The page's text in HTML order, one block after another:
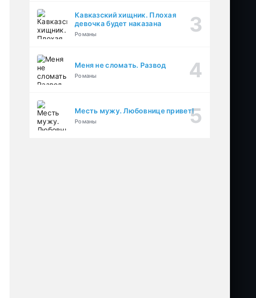
Кавказский хищник. Плохая
девочка будет наказана
Романы
Меня не сломать. Развод
Романы
Месть мужу. Любовнице привет!
Романы